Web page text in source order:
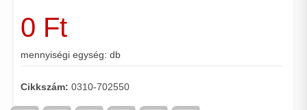
0 Ft
mennyiségi egység: db
Cikkszám: 0310-702550